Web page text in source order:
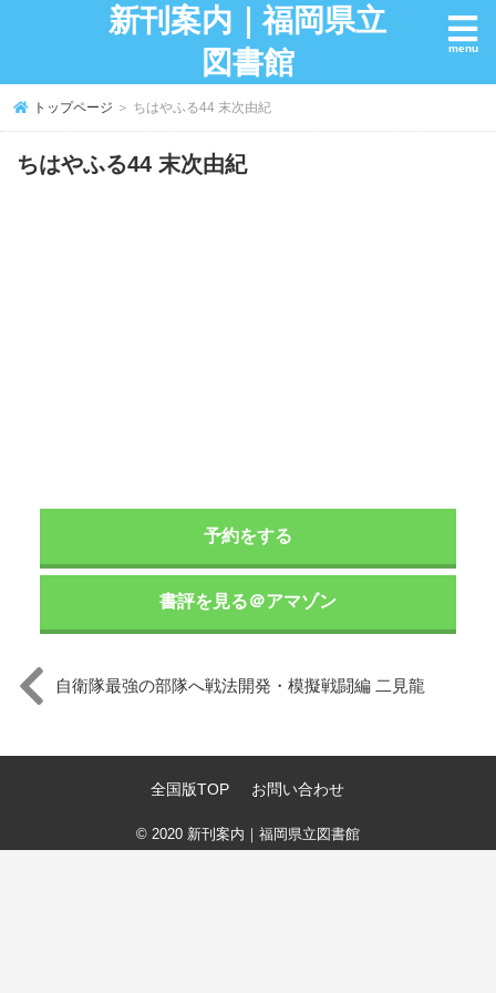
新刊案内｜福岡県立
図書館
トップページ ＞ ちはやふる44 末次由紀
ちはやふる44 末次由紀
予約をする
書評を見る＠アマゾン
自衛隊最強の部隊へ戦法開発・模擬戦闘編 二見龍
全国版TOP お問い合わせ
© 2020 新刊案内｜福岡県立図書館